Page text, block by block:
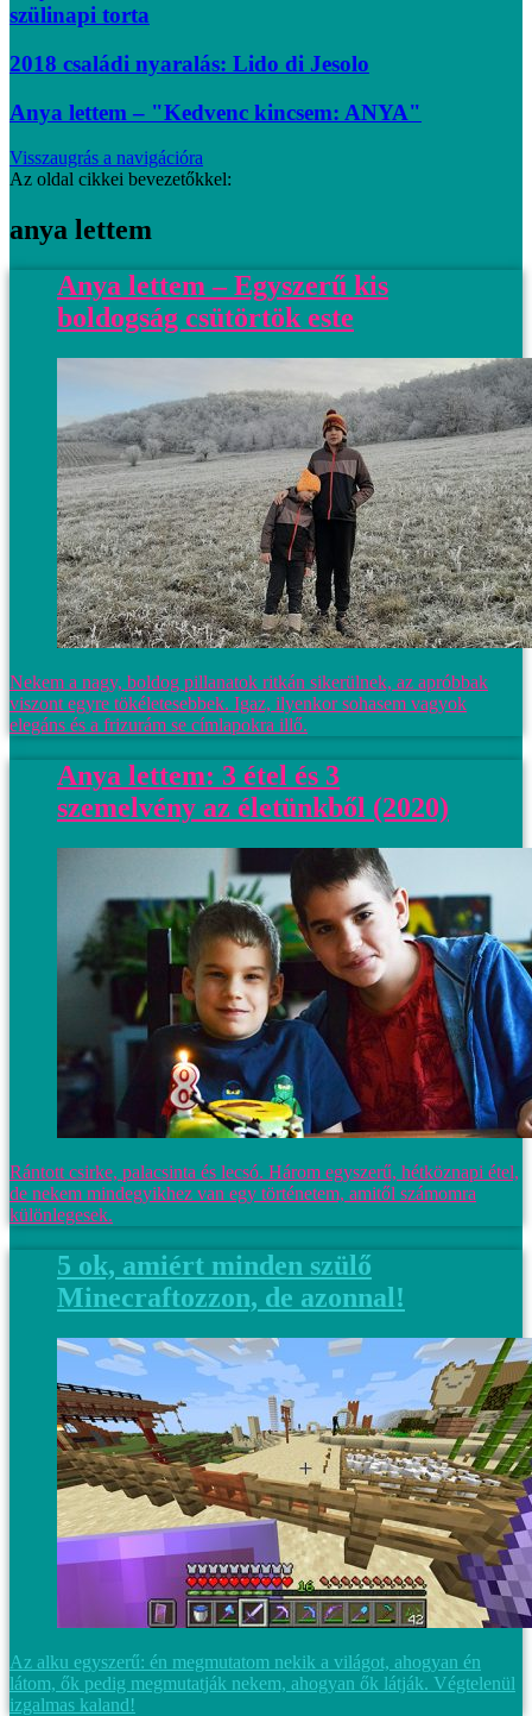
szülinapi torta
2018 családi nyaralás: Lido di Jesolo
Anya lettem – "Kedvenc kincsem: ANYA"
Visszaugrás a navigációra
Az oldal cikkei bevezetőkkel:
anya lettem
Anya lettem – Egyszerű kis
boldogság csütörtök este
Nekem a nagy, boldog pillanatok ritkán sikerülnek, az apróbbak
viszont egyre tökéletesebbek. Igaz, ilyenkor sohasem vagyok
elegáns és a frizurám se címlapokra illő.
Anya lettem: 3 étel és 3
szemelvény az életünkből (2020)
Rántott csirke, palacsinta és lecsó. Három egyszerű, hétköznapi étel,
de nekem mindegyikhez van egy történetem, amitől számomra
különlegesek.
5 ok, amiért minden szülő
Minecraftozzon, de azonnal!
Az alku egyszerű: én megmutatom nekik a világot, ahogyan én
látom, ők pedig megmutatják nekem, ahogyan ők látják. Végtelenül
izgalmas kaland!